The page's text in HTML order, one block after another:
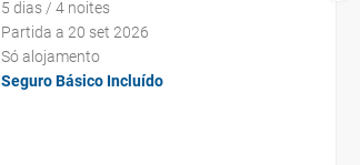
5 dias / 4 noites
Partida a 20 set 2026
Só alojamento
Seguro Básico Incluído